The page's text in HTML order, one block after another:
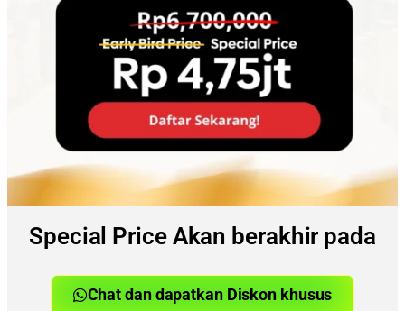
Special Price Akan berakhir pada
Chat dan dapatkan Diskon khusus